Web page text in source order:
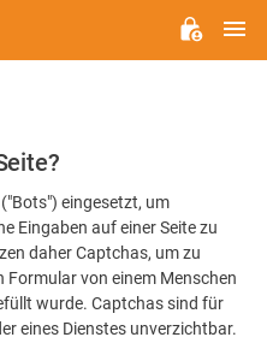
eingesetzt, um
Eingaben auf einer Seite zu
daher Captchas, um zu
Formular von einem Menschen
wurde. Captchas sind für
eines Dienstes unverzichtbar.